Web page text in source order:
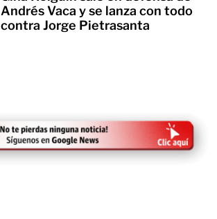
Andrés Vaca y se lanza con todo
contra Jorge Pietrasanta